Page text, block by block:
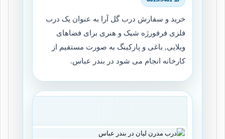
خرید و سفارش درب گل آرا به عنوان یک درب
فلزی فرفورژه شیک و هنری برای فضاهای
ویلایی, باغی و پارکینگ به صورت مستقیم از
کارخانه انجام می شود در بندر عباس.